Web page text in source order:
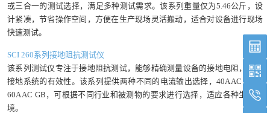
或三合一的测试选择，满足多种测试需求。该系列重量仅为5.46公斤，设
计紧凑，节省操作空间，方便在生产现场灵活搬动，适合对设备进行现场
快速测试。
SCI 260系列接地阻抗测试仪
该系列测试仪专注于接地阻抗测试，能够精确测量设备的接地电阻，确保
接地系统的有效性。该系列提供两种不同的电流输出选择，40A AC GB或
60A AC GB，可根据不同行业和被测物的要求进行选择，适应各种生产环
境。